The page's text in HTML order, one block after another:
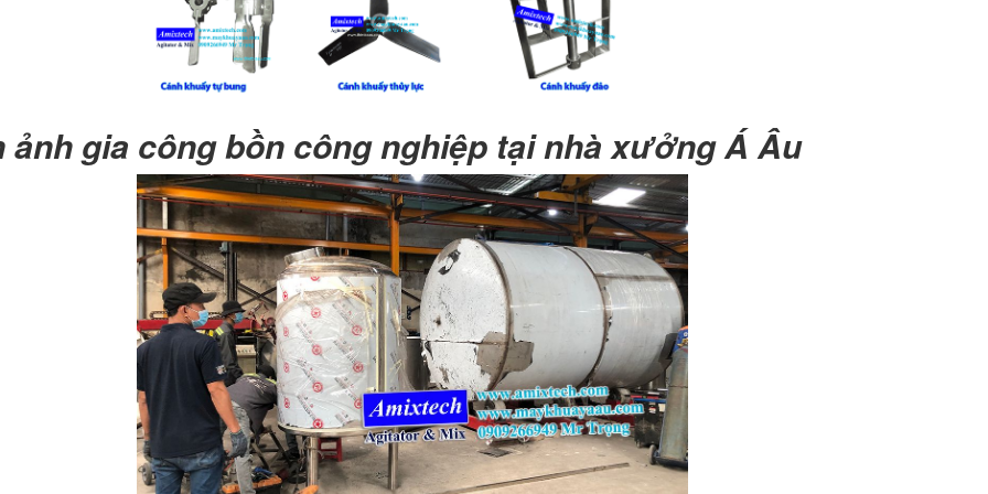
ảnh gia công bồn công nghiệp tại nhà xưởng Á Âu